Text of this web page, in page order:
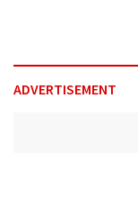
ADVERTISEMENT